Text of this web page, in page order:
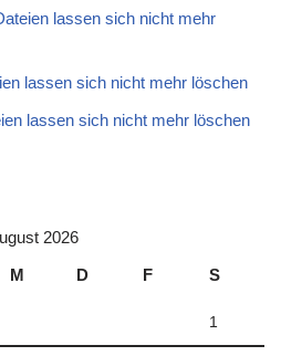
lassen sich nicht mehr
lassen sich nicht mehr löschen
lassen sich nicht mehr löschen
2026
M D F S
1